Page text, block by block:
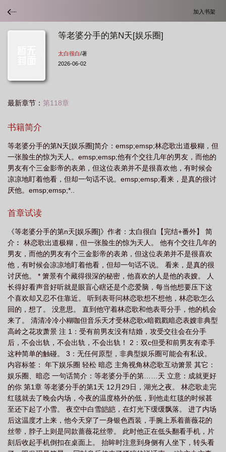
加入书架
等老婆分手的第N天[娱乐圈]
太白很白/著
2026-06-02
最新章节： 第118章
书籍简介
等老婆分手的第N天[娱乐圈]简介：emsp;emsp;林恋歌出道极糊，但
一张脸生的惊为天人。emsp;emsp;他有个交往几年的男友，而他的
男友有个三金影帝的表弟，但这位表弟并不是很喜欢他，有时候会
凉凉地盯着他看，但却一句话不说。emsp;emsp;看来，是真的很讨
厌他。emsp;emsp;*..
首章试读
《等老婆分手的第n天[娱乐圈]》作者：太白很白【完结+番外】 简
介︰ 林恋歌出道极糊，但一张脸生的惊为天人。 他有个交往几年的
男友，而他的男友有个三金影帝的表弟，但这位表弟并不是很喜欢
他，有时候会凉凉地盯着他看，但却一句话不说。 看来，是真的很
讨厌他。 * 箫景有个藏得很深的秘密，他喜欢的人是他的表嫂。 人
长得好看声音好听就是眼盲心瞎还是个恋爱脑，每当他想要压下这
个喜欢却又忍不住靠近。 听到表哥问林恋歌想不想他，林恋歌怎么
回的，想了。 没意思。 直到他守着林恋歌和他表哥分手，他的机会
来了。 清清冷冷小糊咖但音乐天才受林恋歌x暗戳戳暗恋表嫂非典型
高岭之花攻萧景 注 1：受有前男友没有结婚，攻受交往会在分手
后，不会出轨，不会出轨，不会出轨！ 2：双c但受和前男友有牵手
这种简单的触碰。 3：无任何原型，非典型娱乐圈可能会有私设。
内容标签： 年下娱乐圈 轻松 暗恋 主角视角林恋歌互动箫景 其它：
娱乐圈、暗恋 一句话简介：等老婆分手的第……天 立意：成就更好
的你 第1章 等老婆分手的第1天 12月29日，湖光之夜。 林恋歌走完
红毯就去了晚会内场，今夜的温度格外的低，到他走红毯的时候甚
至还下起了小雪。 夜空中白雪皑皑，在灯光下缓缓飘落。 进了内场
后这温度才上来，他今天穿了一身银色西装，手腕上系着蔷薇花的
丝带，脖子上则是同款蔷薇花丝带。 此时他正在低头翻看手机，片
刻后收起手机倒扣在桌面上。 抬眸时注意到身侧有人坐下，转头看